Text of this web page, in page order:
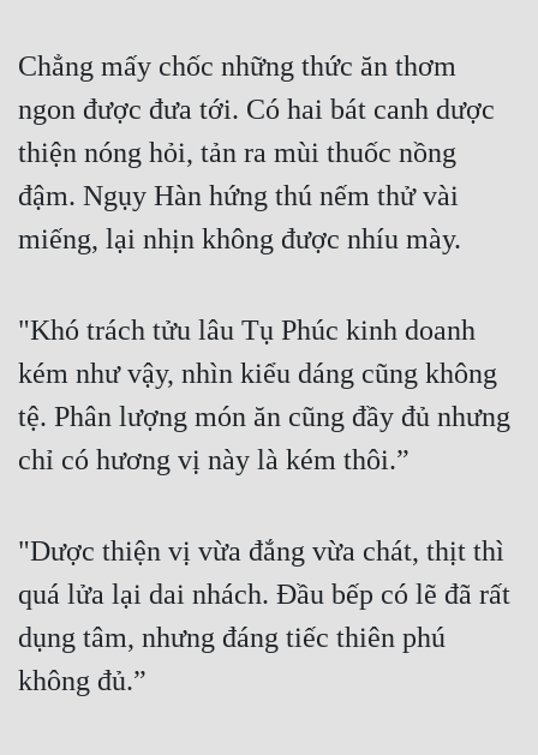
Chẳng mấy chốc những thức ăn thơm
ngon được đưa tới. Có hai bát canh dược
thiện nóng hỏi, tản ra mùi thuốc nồng
đậm. Ngụy Hàn hứng thú nếm thử vài
miếng, lại nhịn không được nhíu mày.
"Khó trách tửu lâu Tụ Phúc kinh doanh
kém như vậy, nhìn kiểu dáng cũng không
tệ. Phân lượng món ăn cũng đầy đủ nhưng
chỉ có hương vị này là kém thôi.”
"Dược thiện vị vừa đắng vừa chát, thịt thì
quá lửa lại dai nhách. Đầu bếp có lẽ đã rất
dụng tâm, nhưng đáng tiếc thiên phú
không đủ.”